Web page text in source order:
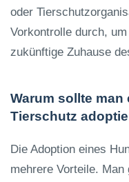
oder
Vorkontrolle durch,
zukünftige Zuhause
Warum sollte man
Tierschutz
Die Adoption eines
mehrere Vorteile.